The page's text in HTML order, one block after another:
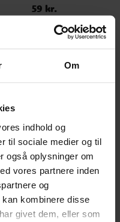
Om
indhold og
til sociale medier og til
også oplysninger om
vores partnere inden
og
kombinere disse
givet dem, eller som
Børnestørrelse
Pris: 59 kr.
59 kr.
også